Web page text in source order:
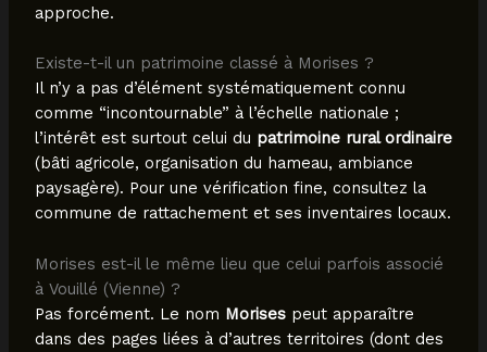
approche.
Existe-t-il un patrimoine classé à Morises ?
Il n’y a pas d’élément systématiquement connu
comme “incontournable” à l’échelle nationale ;
l’intérêt est surtout celui du patrimoine rural ordinaire
(bâti agricole, organisation du hameau, ambiance
paysagère). Pour une vérification fine, consultez la
commune de rattachement et ses inventaires locaux.
Morises est-il le même lieu que celui parfois associé
à Vouillé (Vienne) ?
Pas forcément. Le nom Morisespeut apparaître
dans des pages liées à d’autres territoires (dont des